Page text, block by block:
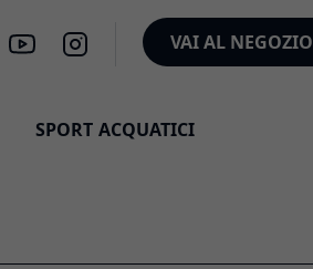
VAI AL NEGOZIO
SPORT ACQUATICI